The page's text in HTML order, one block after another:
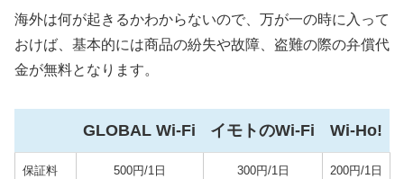
海外は何が起きるかわからないので、万が一の時に入って
おけば、基本的には商品の紛失や故障、盗難の際の弁償代
金が無料となります。
GLOBAL Wi-Fi イモトのWi-Fi Wi-Ho!
保証料
500円/1日 300円/1日 200円/1日